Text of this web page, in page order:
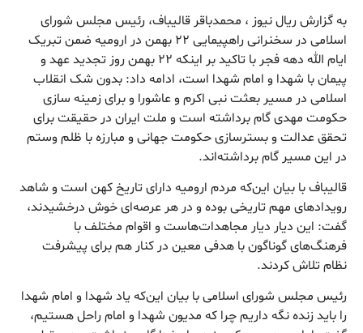
به گزارش ریال نیوز ، محمدباقر قالیباف، رئیس مجلس شورای
اسلامی در سخنرانی راهپیمایی ۲۲ بهمن در ارومیه ضمن تبریک
ایام الله دهه فجر با تاکید بر اینکه ۲۲ بهمن روز تجدید عهد و
پیمان با شهدا و امام شهدا است، ادامه داد: بدون شک انقلاب
اسلامی در مسیر بعثت نبی اکرم و عاشورا و برای زمینه سازی
حکومت مهدی گام برداشته است و ملت ایران در حقیقت برای
تحقق عدالت و بسترسازی حکومت جهانی و مبارزه با ظلم وستم
در این مسیر گام برداشته‌اند.
قالیباف با بیان این‌که مردم ارومیه دارای تاریخ کهن است و شاهد
رویدادهای مهم تاریخی بوده و در هر عرصه‌ای خوش درخشیدند،
گفت: این دیار دیار مجاهدات‌هاست و اقوام مختلف با
فرهنگ‌های گوناگون با هدفی معین در کنار هم برای پیشرفت
نظام تلاش کردند.
رئیس مجلس شورای اسلامی با بیان این‌که یاد شهدا و امام شهدا
را باید زنده نگه داریم چرا که مدیون شهدا و امام راحل هستیم،